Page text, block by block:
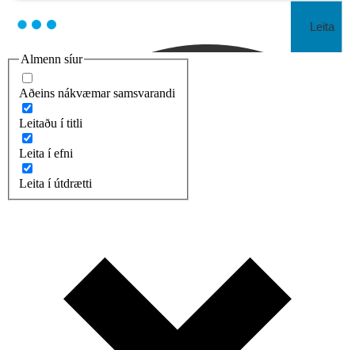
Leita
Almenn síur
Aðeins nákvæmar samsvarandi
Leitaðu í titli
Leita í efni
Leita í útdrætti